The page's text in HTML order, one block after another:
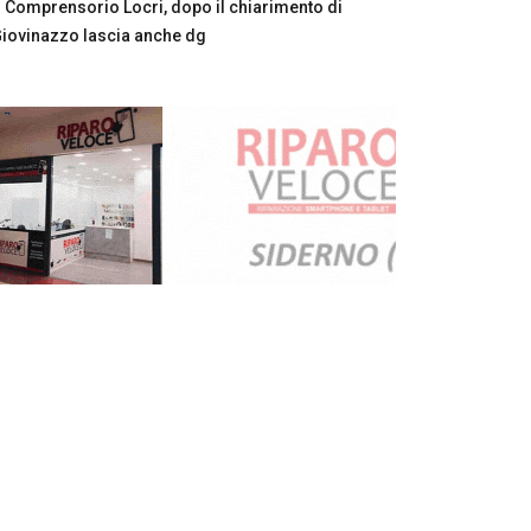
Comprensorio Locri, dopo il chiarimento di
lascia anche dg